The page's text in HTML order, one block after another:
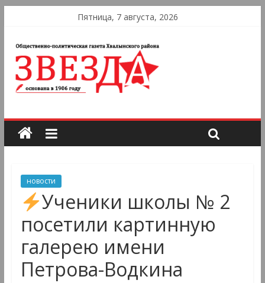
Пятница, 7 августа, 2026
новости
Ученики школы № 2
посетили картинную
галерею имени
Петрова-Водкина